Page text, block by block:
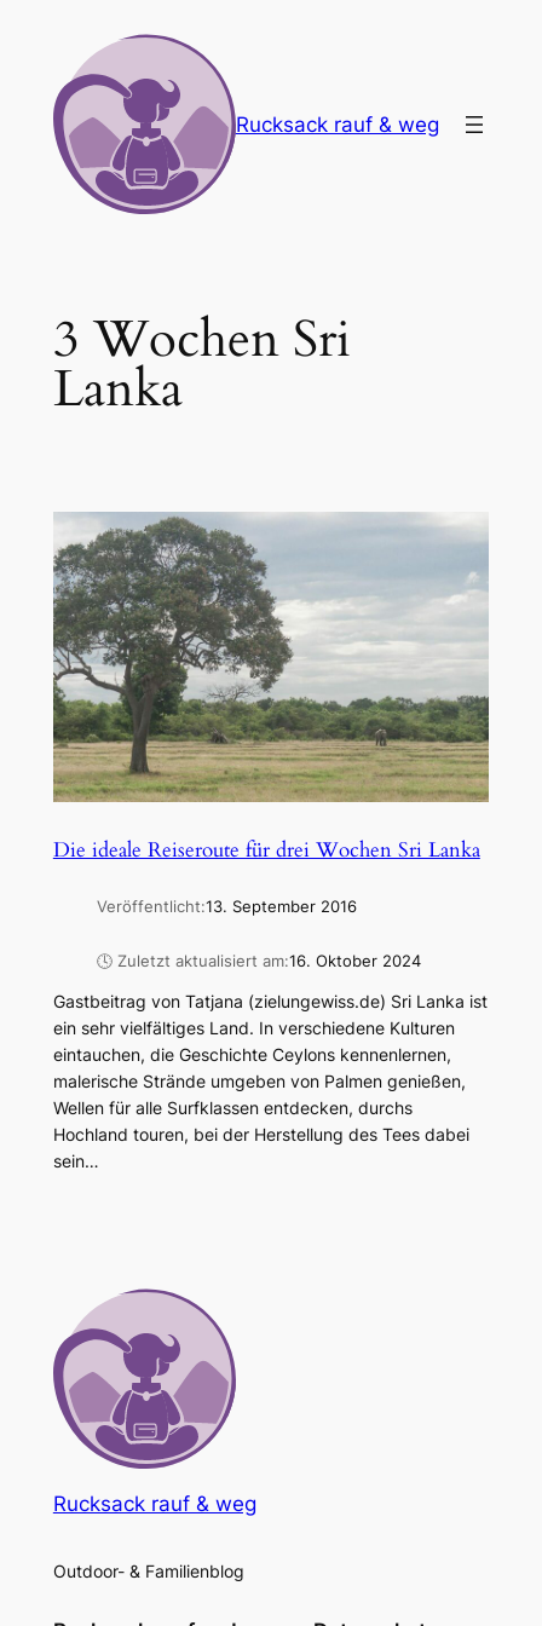
springen
Rucksack rauf & weg
3 Wochen Sri
Lanka
Die ideale Reiseroute für drei Wochen Sri Lanka
Veröffentlicht:13. September 2016
🕓 Zuletzt aktualisiert am:16. Oktober 2024
Gastbeitrag von Tatjana (zielungewiss.de) Sri Lanka ist
ein sehr vielfältiges Land. In verschiedene Kulturen
eintauchen, die Geschichte Ceylons kennenlernen,
malerische Strände umgeben von Palmen genießen,
Wellen für alle Surfklassen entdecken, durchs
Hochland touren, bei der Herstellung des Tees dabei
sein…
Rucksack rauf & weg
Outdoor- & Familienblog